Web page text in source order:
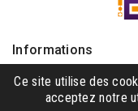
Informations
Produits
Notre société
Ce site utilise des
acceptez notre